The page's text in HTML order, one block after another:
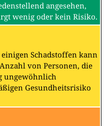
angesehen,
wenig oder kein Risiko.
Schadstoffen kann
von Personen, die
ungewöhnlich
Gesundheitsrisiko